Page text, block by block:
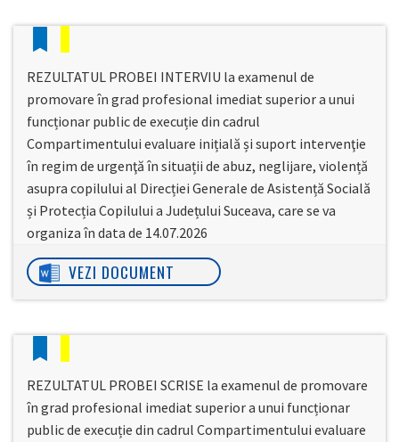
REZULTATUL PROBEI INTERVIU la examenul de
promovare în grad profesional imediat superior a unui
funcționar public de execuție din cadrul
Compartimentului evaluare inițială și suport intervenţie
în regim de urgenţă în situații de abuz, neglijare, violență
asupra copilului al Direcției Generale de Asistență Socială
și Protecția Copilului a Județului Suceava, care se va
organiza în data de 14.07.2026
VEZI DOCUMENT
REZULTATUL PROBEI SCRISE la examenul de promovare
în grad profesional imediat superior a unui funcționar
public de execuție din cadrul Compartimentului evaluare